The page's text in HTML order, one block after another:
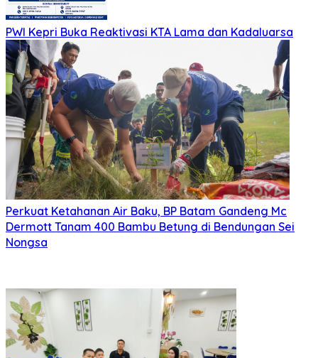
PWI Kepri Buka Reaktivasi KTA Lama dan Kadaluarsa
Perkuat Ketahanan Air Baku, BP Batam Gandeng Mc
Dermott Tanam 400 Bambu Betung di Bendungan Sei
Nongsa